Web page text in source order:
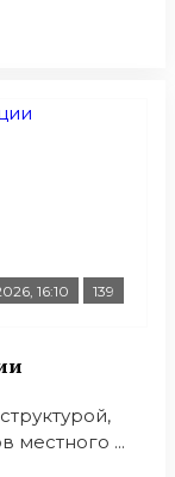
16:10 139
местного ...